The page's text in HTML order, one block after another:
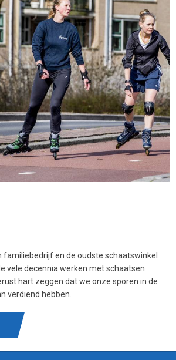
familiebedrijf en de oudste schaatswinkel
vele decennia werken met schaatsen
hart zeggen dat we onze sporen in de
verdiend hebben.